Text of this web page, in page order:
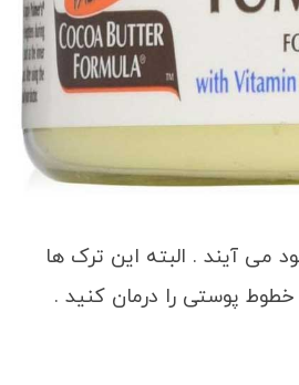
می آیند . البته این ترک ها
خطوط پوستی را درمان کنید .